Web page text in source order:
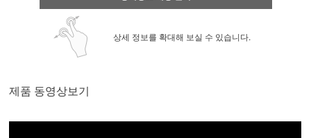
상세 정보를 확대해 보실 수 있습니다.
제품 동영상보기